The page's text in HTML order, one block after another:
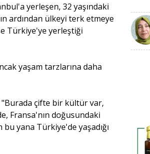
yerleşen, 32 yaşındaki
ardından ülkeyi terk etmeye
Türkiye'ye yerleştiği
yaşam tarzlarına daha
çifte bir kültür var,
Fransa'nın doğusundaki
yana Türkiye'de yaşadığı